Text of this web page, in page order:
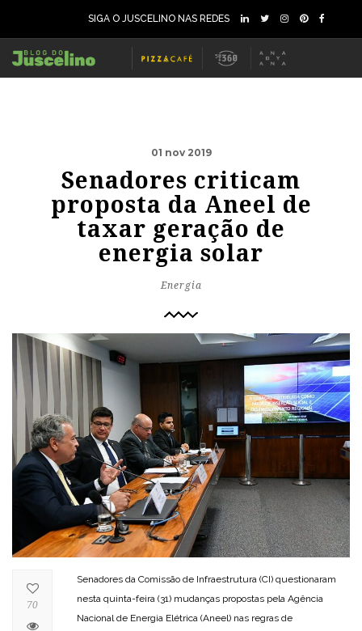
SIGA O JUSCELINO NAS REDES
01 nov 2019
Senadores criticam
proposta da Aneel de
taxar geração de
energia solar
Energia
Senadores da Comissão de Infraestrutura (CI) questionaram
nesta quinta-feira (31) mudanças propostas pela Agência
Nacional de Energia Elétrica (Aneel) nas regras de
70